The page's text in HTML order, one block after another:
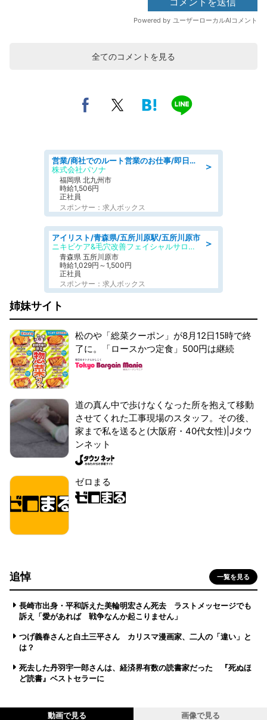
全てのコメントを見る
＞
営業/商社でのルート営業のお仕事/即日勤務可/車通勤可/営業
株式会社パソナ
福岡県 北九州市
時給1,506円
正社員
スポンサー：求人ボックス
＞
アイリスト/青森県/五所川原駅/五所川原市
ニキビケア&毛穴改善フェイシャルサロン BELDAD
青森県 五所川原市
時給1,029円～1,500円
正社員
スポンサー：求人ボックス
姉妹サイト
松のや「総菜クーポン」が8月12日15時で終
了に。「ロースかつ定食」500円は継続
道の真ん中で歩けなくなった所を抱えて移動
させてくれた工事現場のスタッフ。その後、
家まで私を送ると(大阪府・40代女性)|Jタウ
ンネット
ゼロまる
追悼 一覧を見る
長崎市出身・平和訴えた美輪明宏さん死去 ラストメッセージでも
訴え「愛があれば 戦争なんか起こりません」
つげ義春さんと白土三平さん カリスマ漫画家、二人の「違い」と
は？
死去した丹羽宇一郎さんは、経済界有数の読書家だった 『死ぬほ
ど読書』ベストセラーに
動画で見る 画像で見る